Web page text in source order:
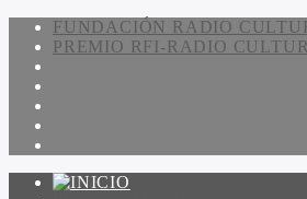
FUNDACIÓN RADIO
PREMIO RFI-RADIO